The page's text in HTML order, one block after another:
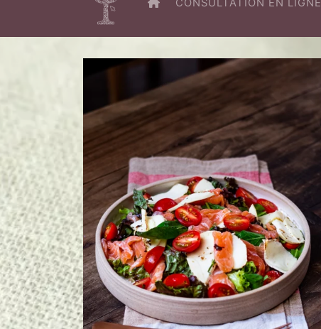
CONSULTATION EN LIGNE